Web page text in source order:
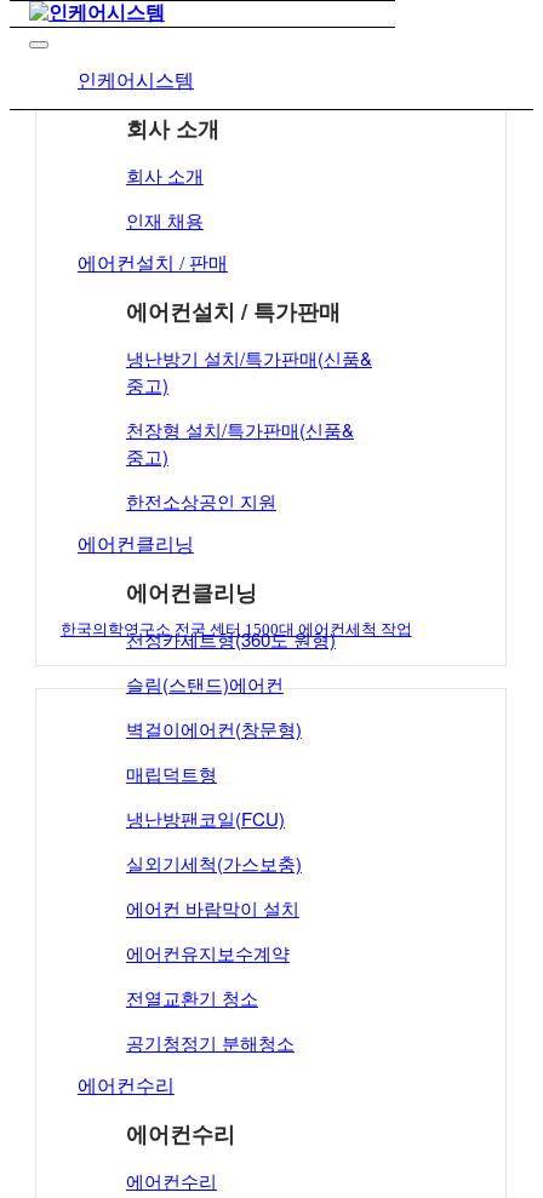
인케어시스템
회사 소개
회사 소개
인재 채용
에어컨설치 / 판매
에어컨설치 / 특가판매
냉난방기 설치/특가판매(신품&
중고)
천장형 설치/특가판매(신품&
중고)
한전소상공인 지원
에어컨클리닝
에어컨클리닝
천정카세트형(360도 원형)
슬림(스탠드)에어컨
벽걸이에어컨(창문형)
매립덕트형
냉난방팬코일(FCU)
실외기세척(가스보충)
에어컨 바람막이 설치
에어컨유지보수계약
전열교환기 청소
공기청정기 분해청소
에어컨수리
에어컨수리
에어컨수리
한국의학연구소 전국 센터 1500대 에어컨세척 작업